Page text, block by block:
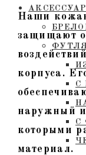
С
С
Наши
защищают
корпуса.
наружный
которыми
материал.